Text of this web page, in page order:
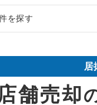
き売却物件の案件一覧
売却物件の案件一覧
売却物件の案件一覧
き売却物件の案件一覧
居抜き売却物件の案件
却物件の案件一覧
を探す
理の居抜き売却物件の
抜き売却物件の案件一
居
舗売却